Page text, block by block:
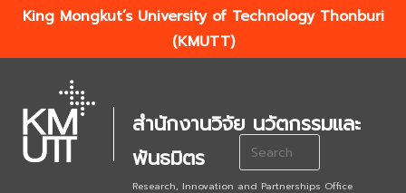
King Mongkut’s University of Technology Thonburi
(KMUTT)
สำนักงานวิจัย นวัตกรรมและ
พันธมิตร
Research, Innovation and Partnerships Office
Search
for: